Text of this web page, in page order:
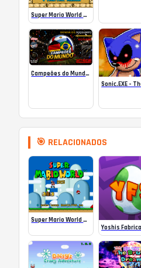
Super Mario World SA-1 Online
Campeões do Mundo (ISS) Online
🎯 RELACIONADOS
Super Mario World 2025 (PT-BR)